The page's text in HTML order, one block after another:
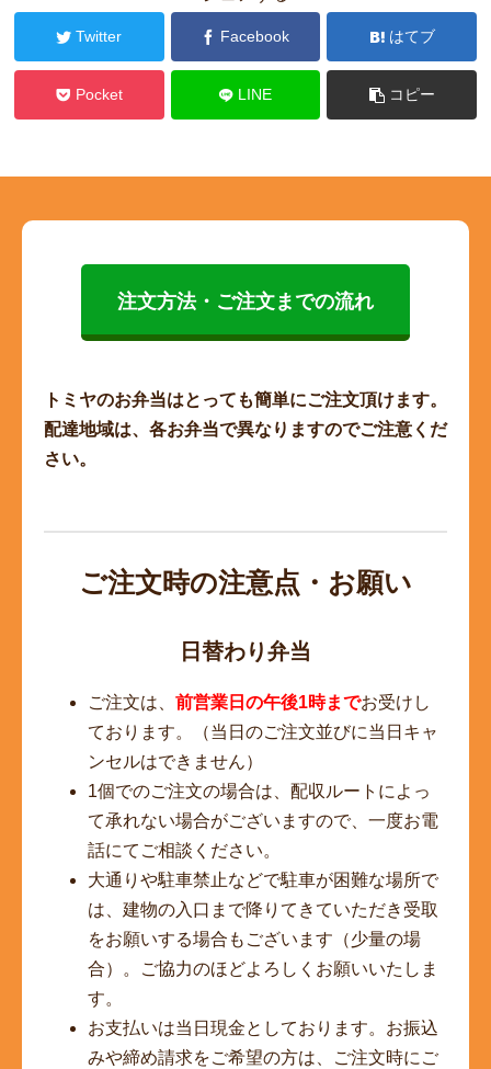
Twitter Facebook はてブ
Pocket LINE コピー
注文方法・ご注文までの流れ
トミヤのお弁当はとっても簡単にご注文頂けます。
配達地域は、各お弁当で異なりますのでご注意くだ
さい。
ご注文時の注意点・お願い
日替わり弁当
ご注文は、 前営業日の午後1時までお受けし
ております。（当日のご注文並びに当日キャ
ンセルはできません）
1個でのご注文の場合は、配収ルートによっ
て承れない場合がございますので、一度お電
話にてご相談ください。
大通りや駐車禁止などで駐車が困難な場所で
は、建物の入口まで降りてきていただき受取
をお願いする場合もございます（少量の場
合）。ご協力のほどよろしくお願いいたしま
す。
お支払いは当日現金としております。お振込
みや締め請求をご希望の方は、ご注文時にご